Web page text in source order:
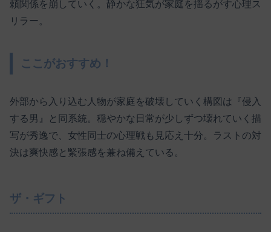
頼関係を崩していく。静かな狂気が家庭を揺るがす心理ス
リラー。
ここがおすすめ！
外部から入り込む人物が家庭を破壊していく構図は『侵入
する男』と同系統。穏やかな日常が少しずつ壊れていく描
写が秀逸で、女性同士の心理戦も見応え十分。ラストの対
決は爽快感と緊張感を兼ね備えている。
ザ・ギフト